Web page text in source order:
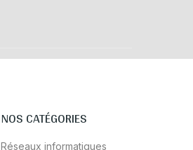
NOS CATÉGORIES
Réseaux informatiques